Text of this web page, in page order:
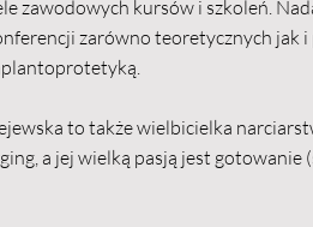
zawodowych kursów i szkoleń.
zarówno teoretycznych jak
to także wielbicielka
a jej wielką pasją jest gotowanie